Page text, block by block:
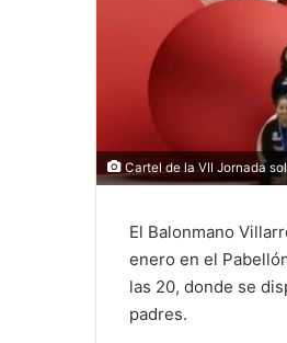
Cartel de la VII Jornada
El Balonmano
enero en el
las 20, donde se
padres.